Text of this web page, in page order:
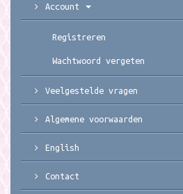
Account
Registreren
Wachtwoord vergeten
Veelgestelde vragen
Algemene voorwaarden
English
Contact